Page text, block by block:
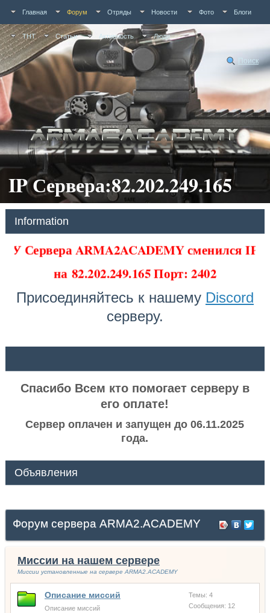
Главная Форум Отряды Новости Фото Блоги
ТНТ Статьи Активность Люди
Поиск
IP Сервера:82.202.249.165
Information
У Сервера ARMA2ACADEMY сменился IP
на82.202.249.165 Порт: 2402
Присоединяйтесь к нашему Discord
серверу.
Спасибо Всем кто помогает серверу в
его оплате!
Сервер оплачен и запущен до 06.11.2025
года.
Объявления
Форум сервера ARMA2.ACADEMY
Миссии на нашем сервере
Миссии установленные на сервере ARMA2.ACADEMY
Описание миссий
Описание миссий
Темы: 4
Сообщения: 12